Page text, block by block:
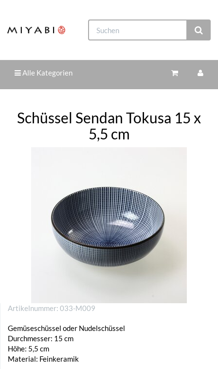
Alle Kategorien
Schüssel Sendan Tokusa 15 x
5,5 cm
Artikelnummer: 033-M009
Gemüseschüssel oder Nudelschüssel
Durchmesser: 15 cm
Höhe: 5,5 cm
Material: Feinkeramik